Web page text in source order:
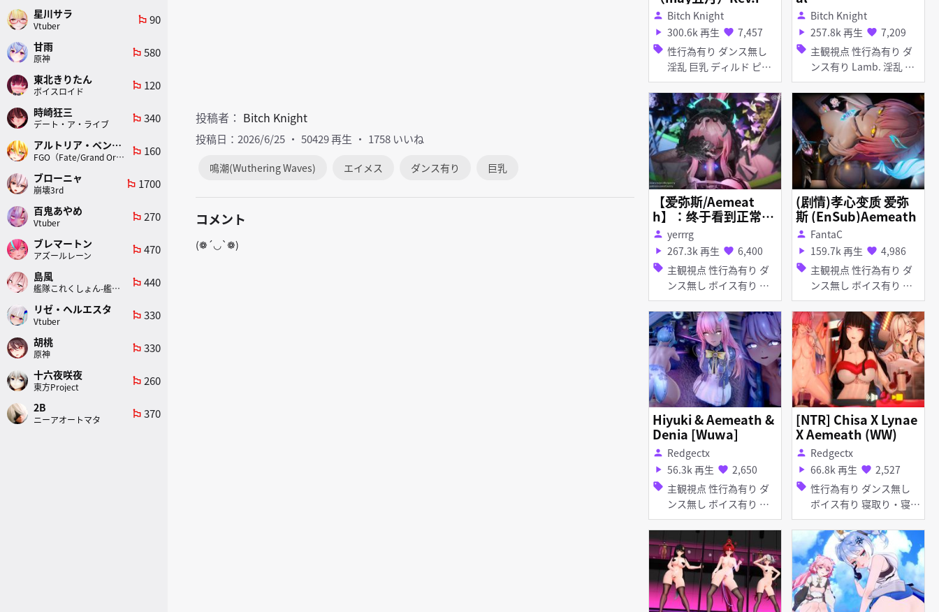
投稿者： Bitch Knight
投稿日：2026/6/25 50429 再生 1758 いいね
鳴潮(Wuthering Waves) エイメス ダンス有り 巨乳
コメント
(❁´◡`❁)
person Bitch Knight
play_arrow 300.6k 再生 favorite 7,457
sell 性行為有り ダンス無し
淫乱 巨乳 ディルド ピア
ス・装飾品 アナル責め
イラマチオ お漏らし・潮
吹き フェラ 乱交
person Bitch Knight
play_arrow 257.8k 再生 favorite 7,209
sell 主観視点 性行為有り ダ
ンス有り Lamb. 淫乱 巨
乳 痴女・ビッチ ピア
ス・装飾品 乱交
【爱弥斯/Aemeat
h】：终于看到正常的
父女关系了 *Finally,
some normal father
-daughter vibes.
person yerrrg
play_arrow 267.3k 再生 favorite 6,400
sell 主観視点 性行為有り ダ
ンス無し ボイス有り イ
チャラブ・あまあま 淫乱
口内射精 着衣パイズリ
ディープスロート パイズ
リ フェラ 女性上位
(剧情)孝心变质 爱弥
斯 (EnSub)Aemeath
person FantaC
play_arrow 159.7k 再生 favorite 4,986
sell 主観視点 性行為有り ダ
ンス無し ボイス有り 撮
影・ハメ撮り 淫乱 タイ
ツ・ストッキング お漏ら
し・潮吹き ディープスロ
ート フェラ 女性上位
Hiyuki & Aemeath &
Denia [Wuwa]
person Redgectx
play_arrow 56.3k 再生 favorite 2,650
sell 主観視点 性行為有り ダ
ンス無し ボイス有り 淫
乱 女性上位
[NTR] Chisa X Lynae
X Aemeath (WW)
person Redgectx
play_arrow 66.8k 再生 favorite 2,527
sell 性行為有り ダンス無し
ボイス有り 寝取り・寝取
られ(NTR) 淫乱 痴女・ビ
ッチ コスプレ アヘ顔 お
漏らし・潮吹き 種付けプ
レス 手コキ 乱交 輪姦
星川サラ
Vtuber
emoji_flags 90
甘雨
原神
emoji_flags 580
東北きりたん
ボイスロイド
emoji_flags 120
時崎狂三
デート・ア・ライブ
emoji_flags 340
アルトリア・ペンドラゴン(ランサー)
FGO（Fate/Grand Order）
emoji_flags 160
ブローニャ
崩壊3rd
emoji_flags 1700
百鬼あやめ
Vtuber
emoji_flags 270
ブレマートン
アズールレーン
emoji_flags 470
島風
艦隊これくしょん-艦これ-
emoji_flags 440
リゼ・ヘルエスタ
Vtuber
emoji_flags 330
胡桃
原神
emoji_flags 330
十六夜咲夜
東方Project
emoji_flags 260
2B
ニーアオートマタ
emoji_flags 370